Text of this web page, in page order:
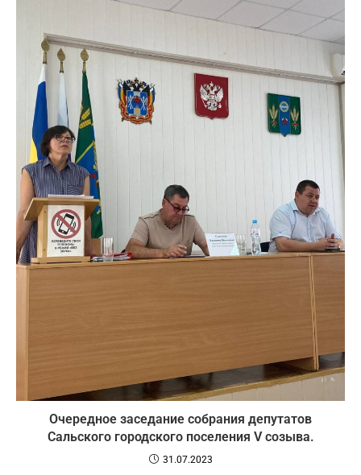
Очередное заседание собрания депутатов
Сальского городского поселения V созыва.
31.07.2023